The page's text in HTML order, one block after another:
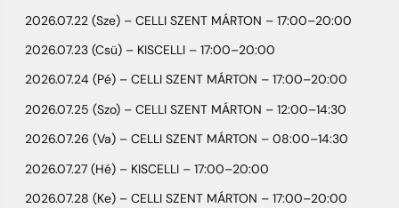
2026.07.22 (Sze) – CELLI SZENT MÁRTON – 17:00–20:00
2026.07.23 (Csü) – KISCELLI – 17:00–20:00
2026.07.24 (Pé) – CELLI SZENT MÁRTON – 17:00–20:00
2026.07.25 (Szo) – CELLI SZENT MÁRTON – 12:00–14:30
2026.07.26 (Va) – CELLI SZENT MÁRTON – 08:00–14:30
2026.07.27 (Hé) – KISCELLI – 17:00–20:00
2026.07.28 (Ke) – CELLI SZENT MÁRTON – 17:00–20:00